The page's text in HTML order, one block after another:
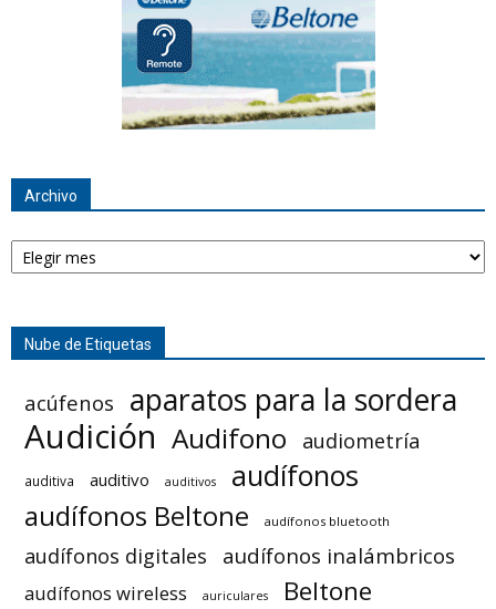
Archivo
Archivo
Nube de Etiquetas
acúfenos aparatos para la sordera
Audición Audifono audiometría
auditiva auditivo auditivos audífonos
audífonos Beltone audífonos bluetooth
audífonos digitales audífonos inalámbricos
audífonos wireless auriculares Beltone